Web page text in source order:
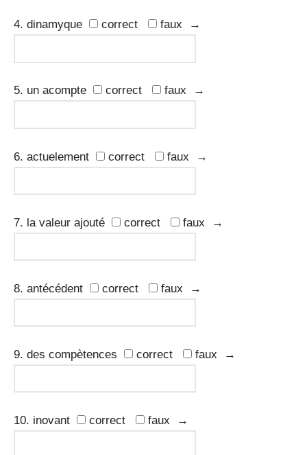
4. dinamyque correct faux →
5. un acompte correct faux →
6. actuelement correct faux →
7. la valeur ajouté correct faux →
8. antécédent correct faux →
9. des compètences correct faux →
10. inovant correct faux →